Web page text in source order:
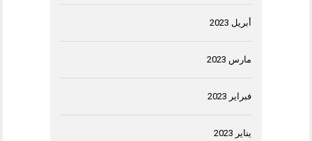
أبريل 2023
مارس 2023
فبراير 2023
يناير 2023